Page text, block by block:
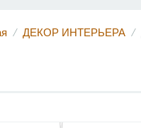
ДЕКОР ИНТЕРЬЕРА